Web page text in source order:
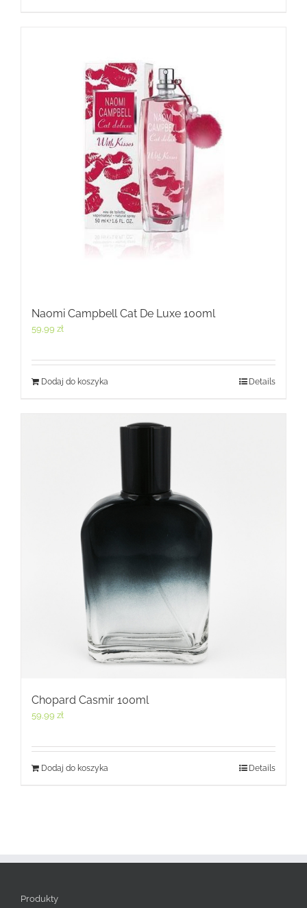
Naomi Campbell Cat De Luxe 100ml
59,99 zł
Dodaj do koszyka Details
Chopard Casmir 100ml
59,99 zł
Dodaj do koszyka Details
Produkty